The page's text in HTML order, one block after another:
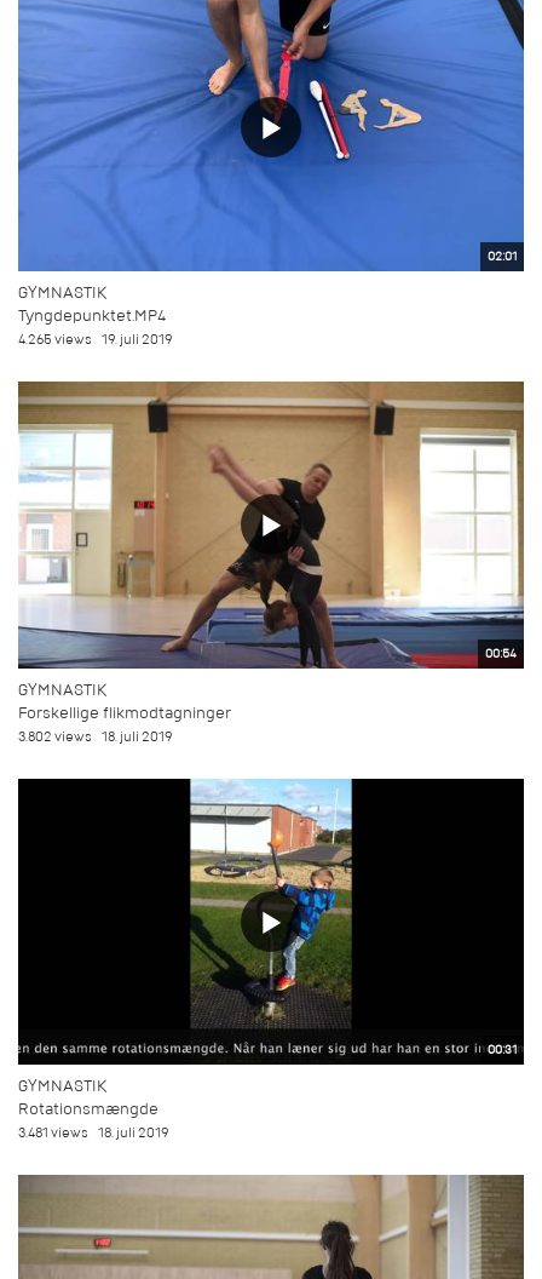
02:01
GYMNASTIK
Tyngdepunktet.MP4
4.265 views 19. juli 2019
00:54
GYMNASTIK
Forskellige flikmodtagninger
3.802 views 18. juli 2019
00:31
GYMNASTIK
Rotationsmængde
3.481 views 18. juli 2019